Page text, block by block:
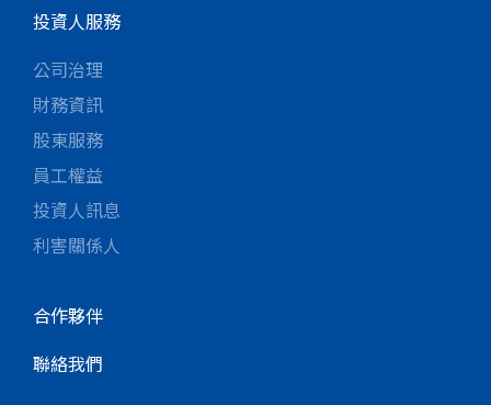
投資人服務
公司治理
財務資訊
股東服務
員工權益
投資人訊息
利害關係人
合作夥伴
聯絡我們